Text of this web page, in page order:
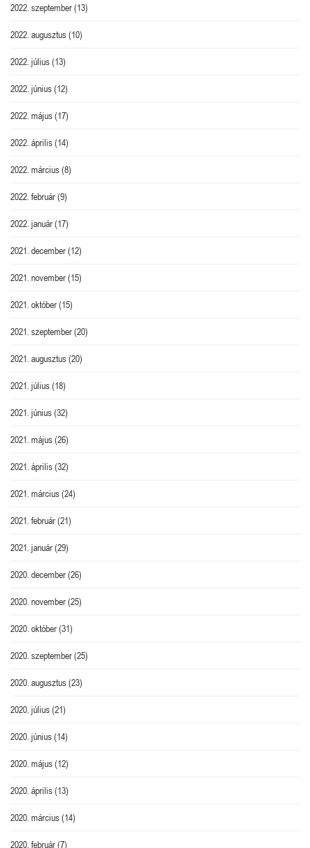
2022. szeptember(13)
2022. augusztus(10)
2022. július(13)
2022. június(12)
2022. május(17)
2022. április(14)
2022. március(8)
2022. február(9)
2022. január(17)
2021. december(12)
2021. november(15)
2021. október(15)
2021. szeptember(20)
2021. augusztus(20)
2021. július(18)
2021. június(32)
2021. május(26)
2021. április(32)
2021. március(24)
2021. február(21)
2021. január(29)
2020. december(26)
2020. november(25)
2020. október(31)
2020. szeptember(25)
2020. augusztus(23)
2020. július(21)
2020. június(14)
2020. május(12)
2020. április(13)
2020. március(14)
2020. február(7)